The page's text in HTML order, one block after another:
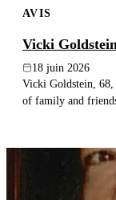
AVIS
Vicki Goldstein
18 juin 2026
Vicki Goldstein, 68,
of family and